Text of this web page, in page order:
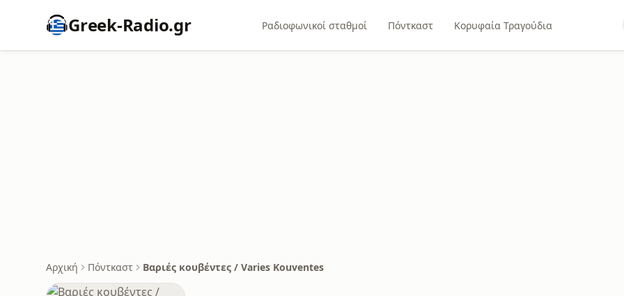
Greek-Radio.gr Ραδιοφωνικοί σταθμοί Πόντκαστ Κορυφαία Τραγούδια
Αρχική Πόντκαστ Βαριές κουβέντες / Varies Kouventes